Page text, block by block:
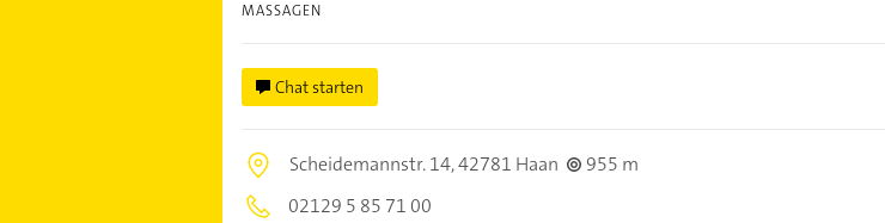
MASSAGEN
Chat starten
Scheidemannstr. 14,42781 Haan
955 m
02129 5 85 71 00